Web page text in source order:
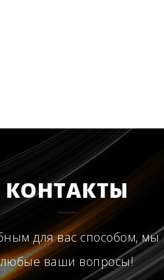
КОНТАКТЫ
для вас способом, мы
любые ваши вопросы!